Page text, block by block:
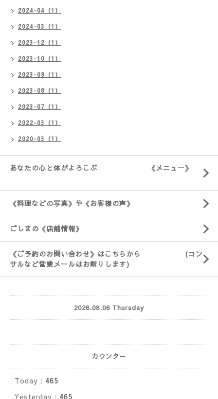
2024-04（1）
2024-03（1）
2023-12（1）
2023-10（1）
2023-09（1）
2023-08（1）
2023-07（1）
2022-03（1）
2020-03（1）
あなたの心と体がよろこぶ 《メニュー》
《料理などの写真》や《お客様の声》
ごしまの《店舗情報》
《ご予約のお問い合わせ》はこちらから (コン
サルなど営業メールはお断りします)
2026.08.06 Thursday
カウンター
Today : 465
Yesterday : 465